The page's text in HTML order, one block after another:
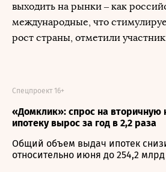
выходить на рынки – как
международные, что
рост страны, отметили
«Домклик»: спрос на вторичную
ипотеку вырос за год в 2,2 раза
Спецпроект 16+
Общий объем выдач ипотек
относительно июня до 254,2